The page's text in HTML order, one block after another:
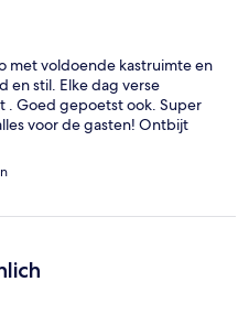
met voldoende kastruimte en
en stil. Elke dag verse
. Goed gepoetst ook. Super
voor de gasten! Ontbijt